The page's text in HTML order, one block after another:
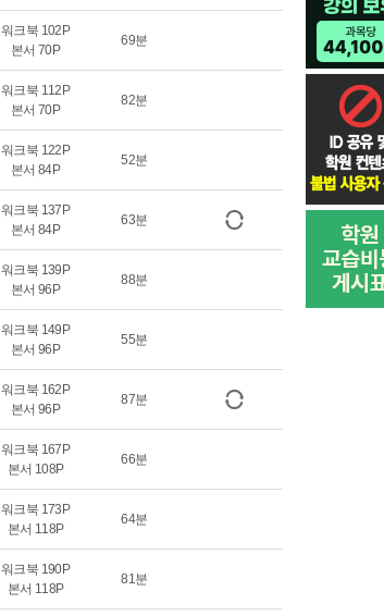
워크북 102P
본서 70P
69분
워크북 112P
본서 70P
82분
워크북 122P
본서 84P
52분
워크북 137P
본서 84P
63분
워크북 139P
본서 96P
88분
워크북 149P
본서 96P
55분
워크북 162P
본서 96P
87분
워크북 167P
본서 108P
66분
워크북 173P
본서 118P
64분
워크북 190P
본서 118P
81분